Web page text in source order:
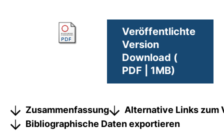
Veröffentlichte
Version
Download (
PDF | 1MB)
Zusammenfassung
Alternative Links zum
Bibliographische Daten exportieren